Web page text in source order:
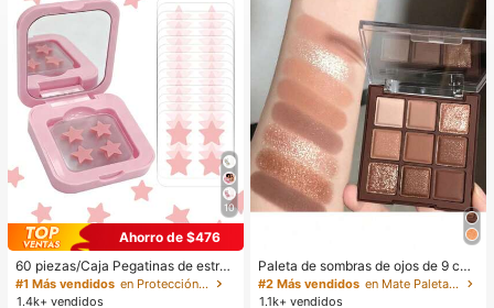
10
Ahorro de $476
60 piezas/Caja Pegatinas de estrell
a lindas - Pegatinas faciales, sin al
cohol, sin fragancia, suaves en la pi
#1 Más vendidos
en Protección de la piel
1.4k+ vendidos
Paleta de sombras de ojos de 9 col
ores de tonos tierra neutros de cho
colate con leche, maquillaje ligero,
#2 Más vendidos
en Mate Paletas de sombras de ojos
1.1k+ vendidos